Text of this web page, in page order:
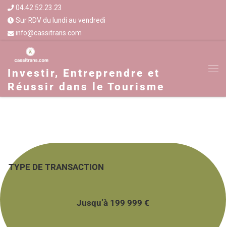
04.42.52.23.23
Sur RDV du lundi au vendredi
info@cassitrans.com
Investir, Entreprendre et
Réussir dans le Tourisme
TYPE DE TRANSACTION
Jusqu’à 199 999 €